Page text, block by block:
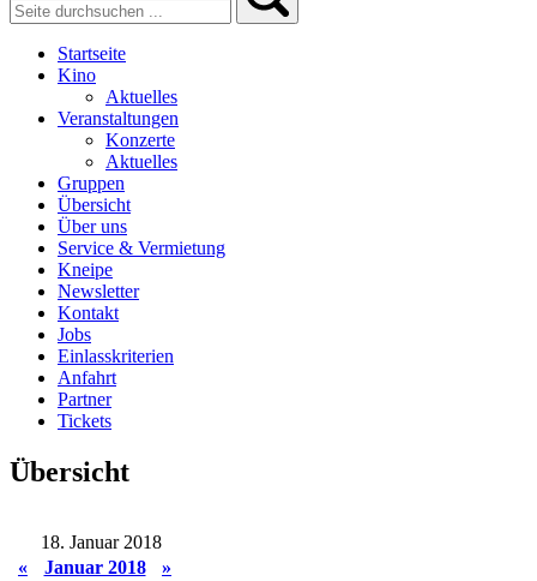
Startseite
Kino
Aktuelles
Veranstaltungen
Konzerte
Aktuelles
Gruppen
Übersicht
Über uns
Service & Vermietung
Kneipe
Newsletter
Kontakt
Jobs
Einlasskriterien
Anfahrt
Partner
Tickets
Übersicht
18. Januar 2018
«
Januar 2018
»